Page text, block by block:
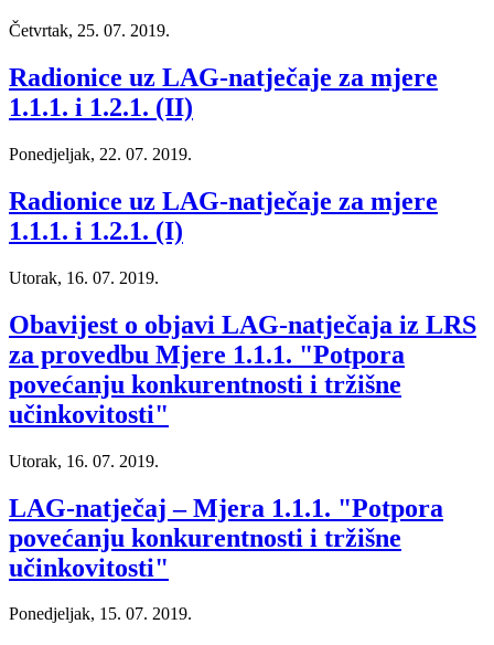
Četvrtak, 25. 07. 2019.
Radionice uz LAG-natječaje za mjere
1.1.1. i 1.2.1. (II)
Ponedjeljak, 22. 07. 2019.
Radionice uz LAG-natječaje za mjere
1.1.1. i 1.2.1. (I)
Utorak, 16. 07. 2019.
Obavijest o objavi LAG-natječaja iz LRS
za provedbu Mjere 1.1.1. "Potpora
povećanju konkurentnosti i tržišne
učinkovitosti"
Utorak, 16. 07. 2019.
LAG-natječaj – Mjera 1.1.1. "Potpora
povećanju konkurentnosti i tržišne
učinkovitosti"
Ponedjeljak, 15. 07. 2019.